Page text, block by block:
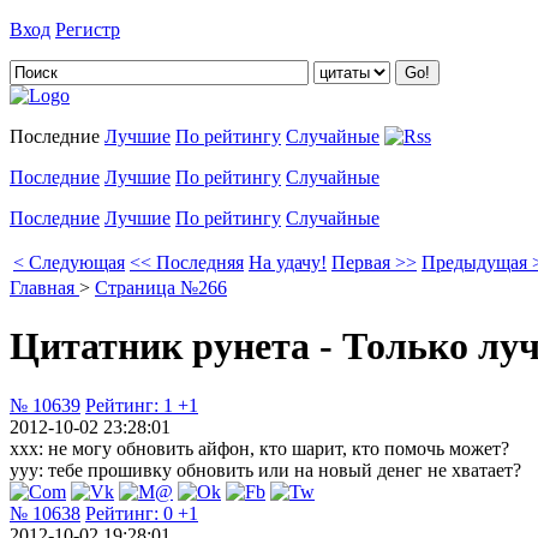
Вход Регистр
Последние Лучшие По рейтингу Случайные
Последние Лучшие По рейтингу Случайные
Последние Лучшие По рейтингу Случайные
< Следующая << Последняя На удачу! Первая >> Предыдущая
Главная > Страница №266
Цитатник рунета - Только
№ 10639 Рейтинг: 1 +1
2012-10-02 23:28:01
xxx: не могу обновить айфон, кто шарит, кто помочь может?
yyy: тебе прошивку обновить или на новый денег не хватает?
№ 10638 Рейтинг: 0 +1